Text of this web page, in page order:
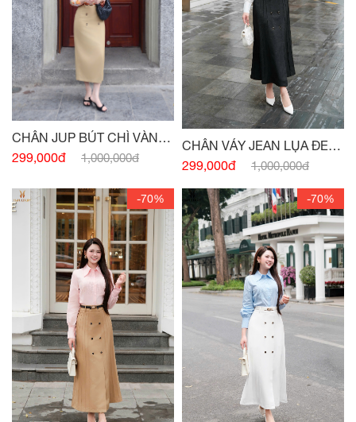
CHÂN JUP BÚT CHÌ VÀNG
CÁT KAKI ĐÍNH CÚC
299,000đ 1,000,000đ
CHÂN VÁY JEAN LỤA ĐEN
MÍ THÂN ĐÍNH CÚC -(HẾT
299,000đ 1,000,000đ
-70% -70%